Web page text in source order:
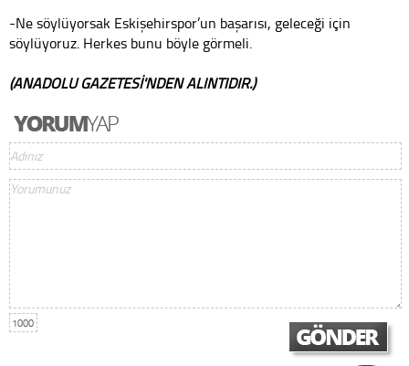
-Ne söylüyorsak Eskişehirspor’un başarısı, geleceği için
söylüyoruz. Herkes bunu böyle görmeli.
(ANADOLU GAZETESİ'NDEN ALINTIDIR.)
1000